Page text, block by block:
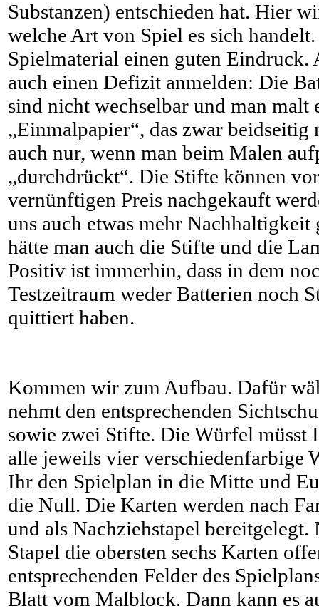
Substanzen) entschieden hat. Hier
welche Art von Spiel es sich
Spielmaterial einen guten Eindruck.
auch einen Defizit anmelden: Die
sind nicht wechselbar und man malt
„Einmalpapier“, das zwar beidseitig
auch nur, wenn man beim Malen
„durchdrückt“. Die Stifte können
vernünftigen Preis nachgekauft
uns auch etwas mehr
hätte man auch die Stifte und die
Positiv ist immerhin, dass in dem
Testzeitraum weder Batterien noch
quittiert haben.
Kommen wir zum Aufbau. Dafür
nehmt den entsprechenden
sowie zwei Stifte. Die Würfel müsst
alle jeweils vier verschiedenfarbige
Ihr den Spielplan in die Mitte und
die Null. Die Karten werden nach
und als Nachziehstapel
Stapel die obersten sechs Karten
entsprechenden Felder des
Blatt vom Malblock. Dann kann es